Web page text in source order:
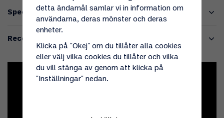
Specifikationer
Recensioner
detta ändamål samlar vi in information om
användarna, deras mönster och deras
enheter.
Klicka på "Okej" om du tillåter alla cookies
eller välj vilka cookies du tillåter och vilka
du vill stänga av genom att klicka på
"Inställningar" nedan.